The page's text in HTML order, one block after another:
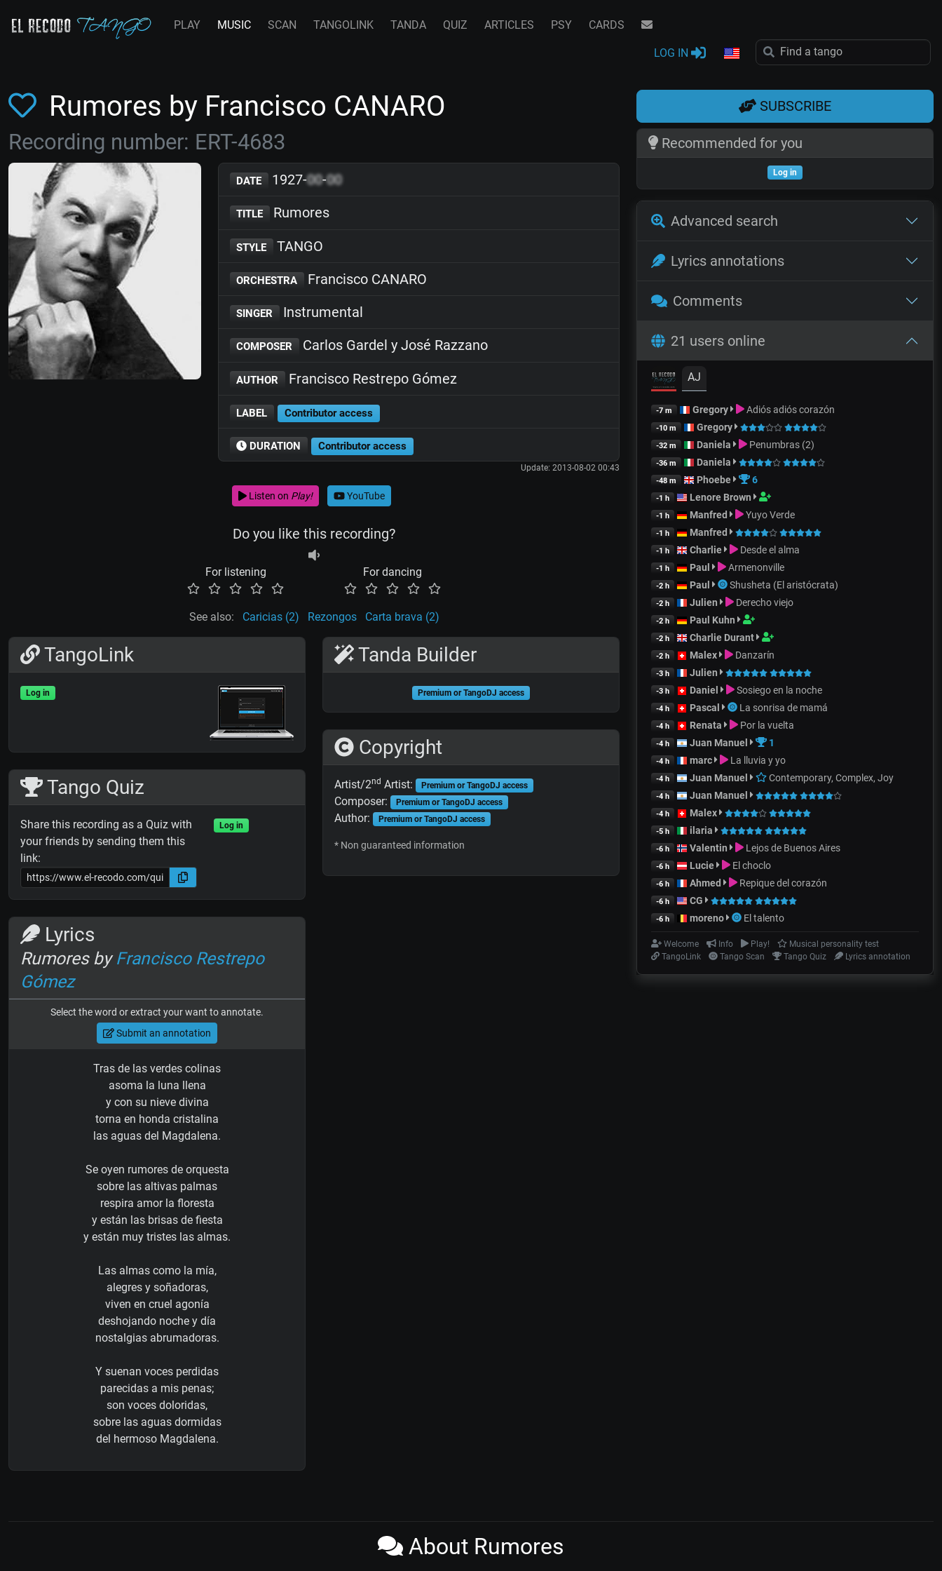
PLAY MUSIC SCAN TANGOLINK TANDA QUIZ ARTICLES PSY CARDS
LOG IN
Rumores by Francisco CANARO
Recording number: ERT-4683
DATE 1927-00-00
TITLE Rumores
STYLE TANGO
ORCHESTRA Francisco CANARO
SINGER Instrumental
COMPOSER Carlos Gardel y José Razzano
AUTHOR Francisco Restrepo Gómez
LABEL Contributor access
DURATION Contributor access
Update: 2013-08-02 00:43
Listen on Play! YouTube
Do you like this recording?
For listening For dancing
See also: Caricias (2) Rezongos Carta brava (2)
TangoLink
Log in
Tango Quiz
Share this recording as a Quiz with
your friends by sending them this
link:
Log in
Lyrics
Rumores byFrancisco Restrepo
Gómez
Select the word or extract your want to annotate.
Submit an annotation
Tras de las verdes colinas
asoma la luna llena
y con su nieve divina
torna en honda cristalina
las aguas del Magdalena.
Se oyen rumores de orquesta
sobre las altivas palmas
respira amor la floresta
y están las brisas de fiesta
y están muy tristes las almas.
Las almas como la mía,
alegres y soñadoras,
viven en cruel agonía
deshojando noche y día
nostalgias abrumadoras.
Y suenan voces perdidas
parecidas a mis penas;
son voces doloridas,
sobre las aguas dormidas
del hermoso Magdalena.
Tanda Builder
Premium or TangoDJ access
Copyright
Artist/2nd Artist: Premium or TangoDJ access
Composer: Premium or TangoDJ access
Author: Premium or TangoDJ access
* Non guaranteed information
SUBSCRIBE
Recommended for you
Log in
Advanced search
Lyrics annotations
Comments
21 users online
AJ
-7 m Gregory Adiós adiós corazón
-10 m Gregory
-32 m Daniela Penumbras (2)
-36 m Daniela
-48 m Phoebe 6
-1 h Lenore Brown
-1 h Manfred Yuyo Verde
-1 h Manfred
-1 h Charlie Desde el alma
-1 h Paul Armenonville
-2 h Paul Shusheta (El aristócrata)
-2 h Julien Derecho viejo
-2 h Paul Kuhn
-2 h Charlie Durant
-2 h Malex Danzarín
-3 h Julien
-3 h Daniel Sosiego en la noche
-4 h Pascal La sonrisa de mamá
-4 h Renata Por la vuelta
-4 h Juan Manuel 1
-4 h marc La lluvia y yo
-4 h Juan Manuel Contemporary, Complex, Joy
-4 h Juan Manuel
-4 h Malex
-5 h ilaria
-6 h Valentin Lejos de Buenos Aires
-6 h Lucie El choclo
-6 h Ahmed Repique del corazón
-6 h CG
-6 h moreno El talento
Welcome Info Play!
Musical personality test
TangoLink
Tango Scan Tango Quiz Lyrics annotation
About Rumores